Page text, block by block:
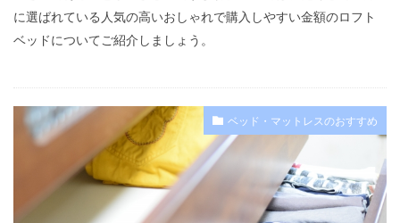
に選ばれている人気の高いおしゃれで購入しやすい金額のロフト
ベッドについてご紹介しましょう。
ベッド・マットレスのおすすめ